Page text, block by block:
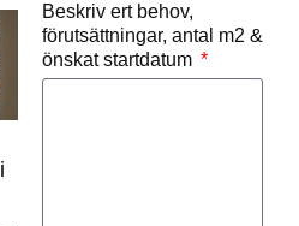
Beskriv ert behov,
förutsättningar, antal m2 &
önskat startdatum